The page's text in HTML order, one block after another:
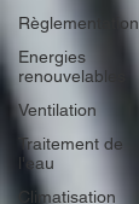
Règlementation
Energies
renouvelables
Ventilation
Traitement de
l'eau
Climatisation